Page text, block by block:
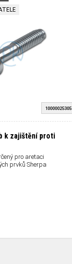
10000025305
k zajištění proti
pro aretaci
prvků Sherpa